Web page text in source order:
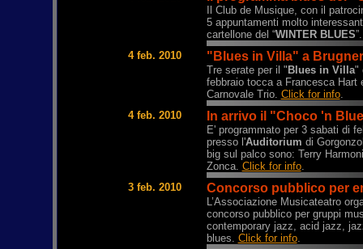
Il Club de Musique, con il
5 appuntamenti molto
cartellone del “WINTER BLUES
4 feb. 2010
"Blues in Villa" a
Tre serate per il " Blues in Villa"
febbraio tocca a Francesca Hart
Carnovale Trio. Click for info.
4 feb. 2010
In arrivo il "Choco 'n
E' programmato per 3 sabati di
presso l'Auditorium di
big sul palco sono: Terry
Zonca. Click for info.
3 feb. 2010
Concorso pubblico per
L’Associazione Musicateatro
concorso pubblico per gruppi
contemporary jazz, acid jazz,
blues. Click for info.